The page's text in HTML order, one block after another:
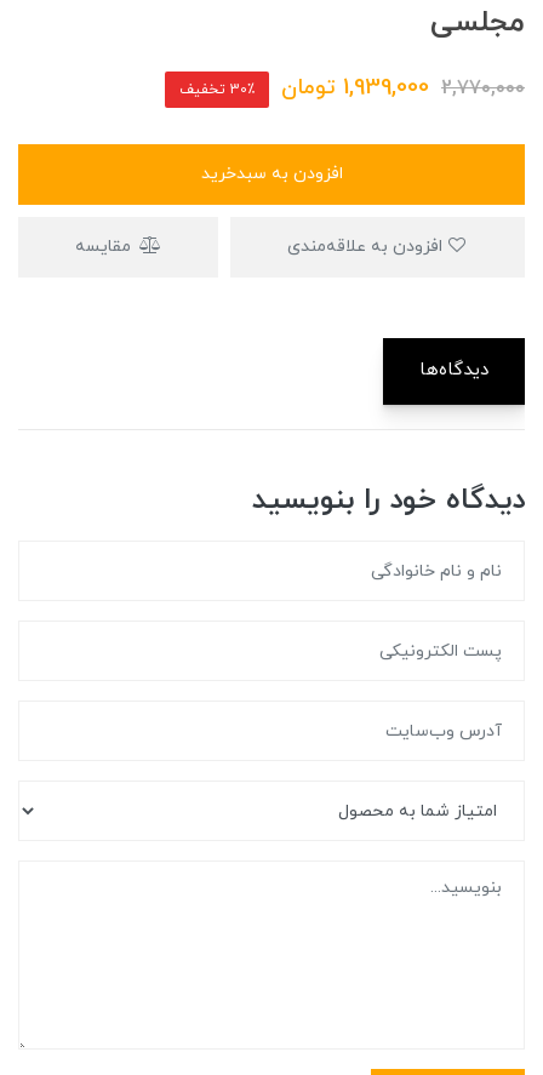
مجلسی
2,770,000
1,939,000 تومان 30٪ تخفیف
افزودن به سبدخرید
مقایسه
دیدگاه‌ها
دیدگاه خود را بنویسید